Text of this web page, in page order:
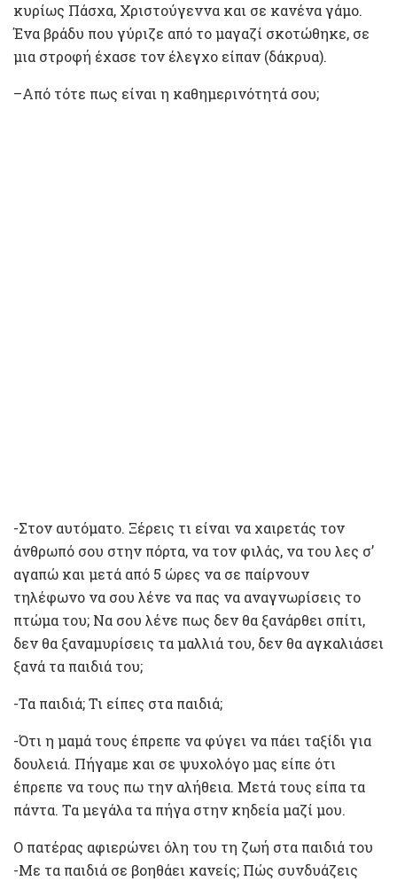
κυρίως Πάσχα, Χριστούγεννα και σε κανένα γάμο.
Ένα βράδυ που γύριζε από το μαγαζί σκοτώθηκε, σε
μια στροφή έχασε τον έλεγχο είπαν (δάκρυα).
–Από τότε πως είναι η καθημερινότητά σου;
-Στον αυτόματο. Ξέρεις τι είναι να χαιρετάς τον
άνθρωπό σου στην πόρτα, να τον φιλάς, να του λες σ’
αγαπώ και μετά από 5 ώρες να σε παίρνουν
τηλέφωνο να σου λένε να πας να αναγνωρίσεις το
πτώμα του; Να σου λένε πως δεν θα ξανάρθει σπίτι,
δεν θα ξαναμυρίσεις τα μαλλιά του, δεν θα αγκαλιάσει
ξανά τα παιδιά του;
-Τα παιδιά; Τι είπες στα παιδιά;
-Ότι η μαμά τους έπρεπε να φύγει να πάει ταξίδι για
δουλειά. Πήγαμε και σε ψυχολόγο μας είπε ότι
έπρεπε να τους πω την αλήθεια. Μετά τους είπα τα
πάντα. Τα μεγάλα τα πήγα στην κηδεία μαζί μου.
Ο πατέρας αφιερώνει όλη του τη ζωή στα παιδιά του
-Με τα παιδιά σε βοηθάει κανείς; Πώς συνδυάζεις